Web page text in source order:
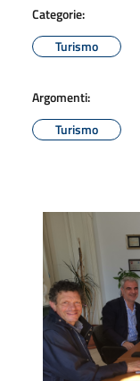
Categorie:
Turismo
Argomenti:
Turismo